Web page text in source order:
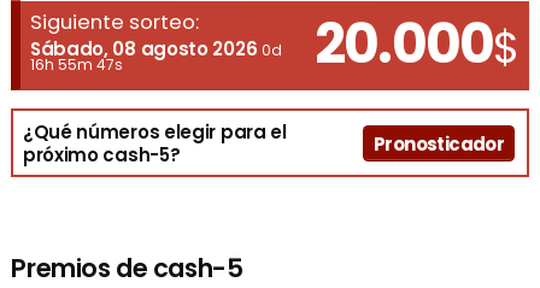
Siguiente sorteo:
Sábado, 08 agosto 2026 0d
16h 55m 47s 20.000$
¿Qué números elegir para el
próximo cash-5?
Pronosticador
Premios de cash-5